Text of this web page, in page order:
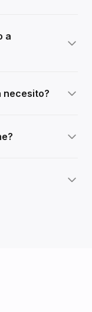
a
necesito?